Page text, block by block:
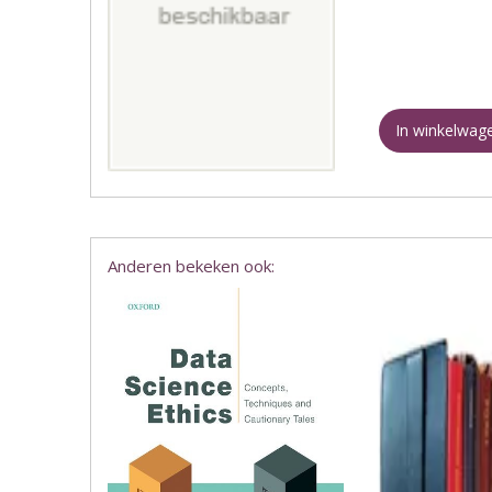
In
Anderen bekeken ook: